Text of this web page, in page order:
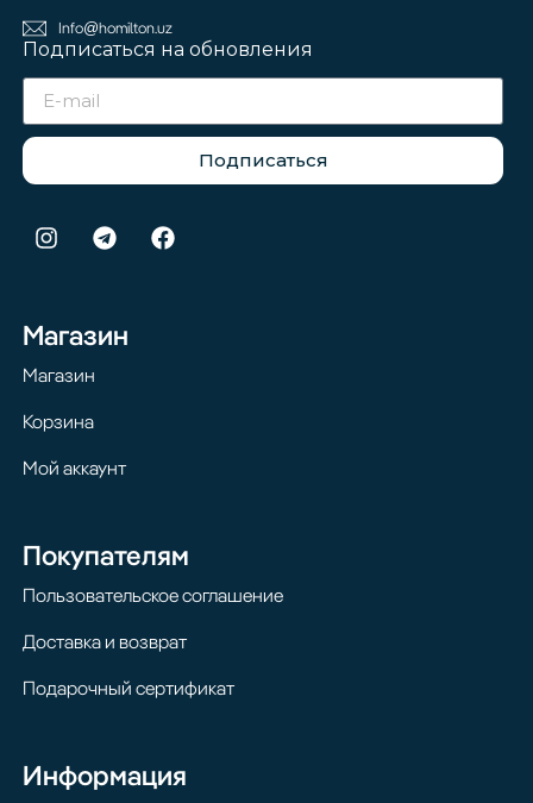
Info@homilton.uz
Подписаться на обновления
Подписаться
Магазин
Магазин
Корзина
Мой аккаунт
Покупателям
Пользовательское соглашение
Доставка и возврат
Подарочный сертификат
Информация